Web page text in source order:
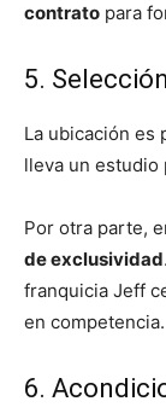
contrato para
5.
La ubicación es
lleva un estudio
Por otra parte,
de exclusividad
franquicia Jeff
en competencia.
6.